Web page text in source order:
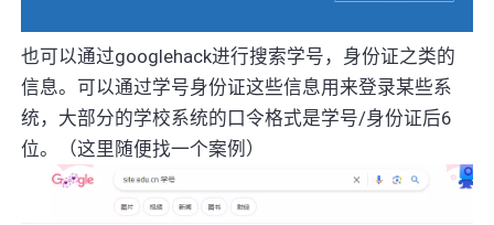
也可以通过googlehack进行搜索学号，身份证之类的
信息。可以通过学号身份证这些信息用来登录某些系
统，大部分的学校系统的口令格式是学号/身份证后6
位。（这里随便找一个案例）